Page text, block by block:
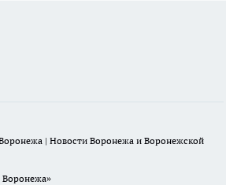
| Новости Воронежа и Воронежской
Воронежа»